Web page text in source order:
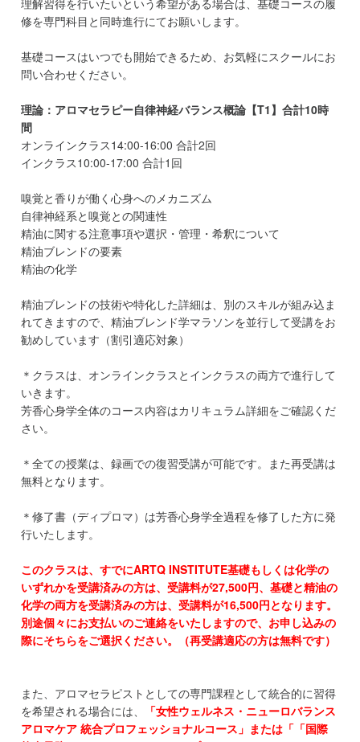
理解習得を行いたいという希望がある場合は、基礎コースの履
修を専門科目と同時進行にてお願いします。
基礎コースはいつでも開始できるため、お気軽にスクールにお
問い合わせください。
理論：アロマセラピー自律神経バランス概論【T1】合計10時
間
オンラインクラス14:00-16:00 合計2回
インクラス10:00-17:00 合計1回
嗅覚と香りが働く心身へのメカニズム
自律神経系と嗅覚との関連性
精油に関する注意事項や選択・管理・希釈について
精油ブレンドの要素
精油の化学
精油ブレンドの技術や特化した詳細は、別のスキルが組み込ま
れてきますので、精油ブレンド学マラソンを並行して受講をお
勧めしています（割引適応対象）
＊クラスは、オンラインクラスとインクラスの両方で進行して
いきます。
芳香心身学全体のコース内容はカリキュラム詳細をご確認くだ
さい。
＊全ての授業は、録画での復習受講が可能です。また再受講は
無料となります。
＊修了書（ディプロマ）は芳香心身学全過程を修了した方に発
行いたします。
このクラスは、すでにARTQ INSTITUTE基礎もしくは化学の
いずれかを受講済みの方は、受講料が27,500円、基礎と精油の
化学の両方を受講済みの方は、受講料が16,500円となります。
別途個々にお支払いのご連絡をいたしますので、お申し込みの
際にそちらをご選択ください。（再受講適応の方は無料です）
また、アロマセラピストとしての専門課程として統合的に習得
を希望される場合には、
「女性ウェルネス・ニューロバランス
アロマケア 統合プロフェッショナルコース」または「「国際